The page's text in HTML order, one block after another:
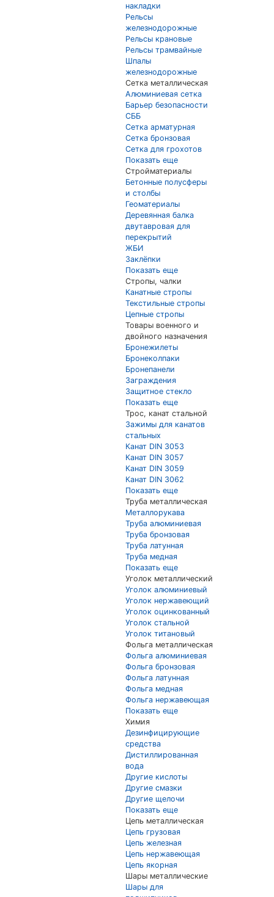
накладки
Рельсы
железнодорожные
Рельсы крановые
Рельсы трамвайные
Шпалы
железнодорожные
Сетка металлическая
Алюминиевая сетка
Барьер безопасности
СББ
Сетка арматурная
Сетка бронзовая
Сетка для грохотов
Показать еще
Стройматериалы
Бетонные полусферы
и столбы
Геоматериалы
Деревянная балка
двутавровая для
перекрытий
ЖБИ
Заклёпки
Показать еще
Стропы, чалки
Канатные стропы
Текстильные стропы
Цепные стропы
Товары военного и
двойного назначения
Бронежилеты
Бронеколпаки
Бронепанели
Заграждения
Защитное стекло
Показать еще
Трос, канат стальной
Зажимы для канатов
стальных
Канат DIN 3053
Канат DIN 3057
Канат DIN 3059
Канат DIN 3062
Показать еще
Труба металлическая
Металлорукава
Труба алюминиевая
Труба бронзовая
Труба латунная
Труба медная
Показать еще
Уголок металлический
Уголок алюминиевый
Уголок нержавеющий
Уголок оцинкованный
Уголок стальной
Уголок титановый
Фольга металлическая
Фольга алюминиевая
Фольга бронзовая
Фольга латунная
Фольга медная
Фольга нержавеющая
Показать еще
Химия
Дезинфицирующие
средства
Дистиллированная
вода
Другие кислоты
Другие смазки
Другие щелочи
Показать еще
Цепь металлическая
Цепь грузовая
Цепь железная
Цепь нержавеющая
Цепь якорная
Шары металлические
Шары для